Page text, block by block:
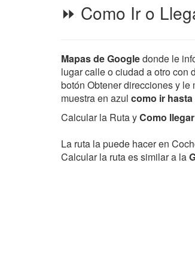
⏩ Como Ir o
Mapas de Googledonde le
lugar calle o ciudad a otro con
botón Obtener direcciones y
muestra en azul como ir
Calcular la Ruta yComo
La ruta la puede hacer en
Calcular la ruta es similar a la